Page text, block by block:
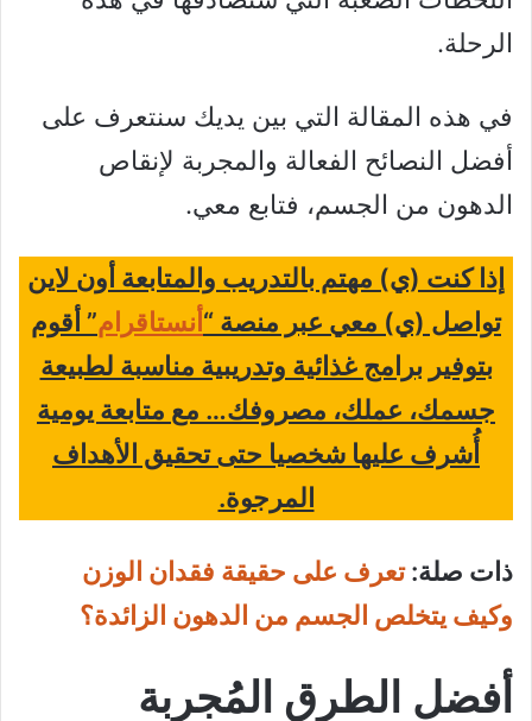
الرحلة.
في هذه المقالة التي بين يديك سنتعرف على
أفضل النصائح الفعالة والمجربة لإنقاص
الدهون من الجسم، فتابع معي.
إذا كنت (ي) مهتم بالتدريب والمتابعة أون لاين
تواصل (ي) معي عبر منصة “أنستاقرام” أقوم
بتوفير برامج غذائية وتدريبية مناسبة لطبيعة
جسمك، عملك، مصروفك… مع متابعة يومية
أُشرف عليها شخصيا حتى تحقيق الأهداف
المرجوة.
ذات صلة:تعرف على حقيقة فقدان الوزن
وكيف يتخلص الجسم من الدهون الزائدة؟
أفضل الطرق المُجربة